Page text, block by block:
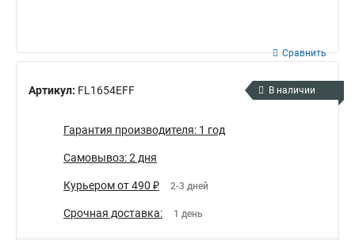
Артикул: FL1654EFF
Сравнить
В наличии
Гарантия производителя: 1 год
Самовывоз: 2 дня
Курьером от 490 ₽ 2-3 дней
Срочная доставка: 1 день